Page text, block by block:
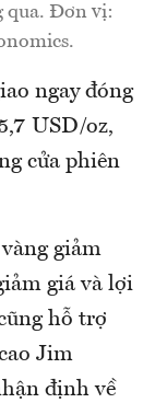
qua. Đơn vị:
ngay đóng
USD/oz,
cửa phiên
giảm
giá và lợi
hỗ trợ
Jim
định về